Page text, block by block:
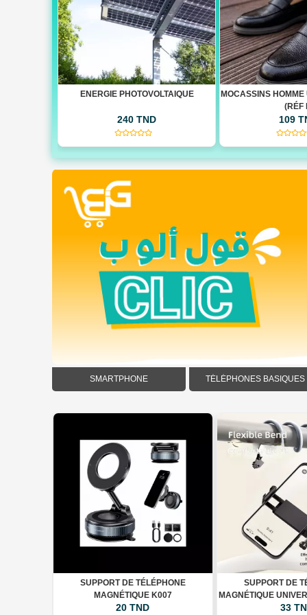
MOCASSINS HOMME ULTRA CONFORT
109 TND
MOCASSINS
(RÉF
109
SMARTPHONE TÉLÉPHONES BASIQUES
SUPPORT DE TÉLÉPHONE
MAGNÉTIQUE K007
20 TND
SUPPORT DE
MAGNÉTIQUE
DE COU
33